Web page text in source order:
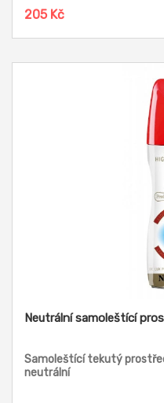
205 Kč
Neutrální samoleštící
Samoleštící tekutý
neutrální